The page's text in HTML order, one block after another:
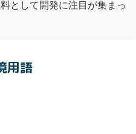
として開発に注目が集まっ
用語